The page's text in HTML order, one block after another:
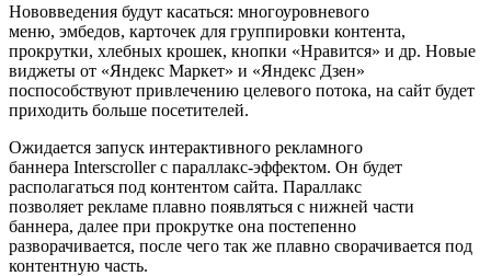
Нововведения будут касаться: многоуровневого
меню, эмбедов, карточек для группировки контента,
прокрутки, хлебных крошек, кнопки «Нравится» и др. Новые
виджеты от «Яндекс Маркет» и «Яндекс Дзен»
поспособствуют привлечению целевого потока, на сайт будет
приходить больше посетителей.
Ожидается запуск интерактивного рекламного
баннера Interscroller с параллакс-эффектом. Он будет
располагаться под контентом сайта. Параллакс
позволяет рекламе плавно появляться с нижней части
баннера, далее при прокрутке она постепенно
разворачивается, после чего так же плавно сворачивается под
контентную часть.